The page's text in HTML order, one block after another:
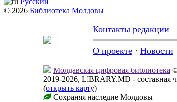
Русский
© 2026 Библиотека Молдовы
Контакты редакции
О проекте · Новости ·
Молдавская цифровая библиотека
2019-2026, LIBRARY.MD - составная
(открыть карту)
Сохраняя наследие Молдовы